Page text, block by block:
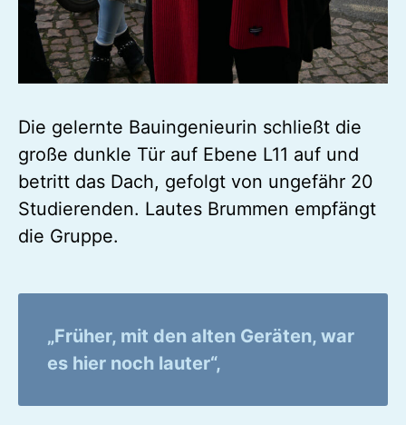
Die gelernte Bauingenieurin schließt die
große dunkle Tür auf Ebene L11 auf und
betritt das Dach, gefolgt von ungefähr 20
Studierenden. Lautes Brummen empfängt
die Gruppe.
„Früher, mit den alten Geräten, war
es hier noch lauter“,